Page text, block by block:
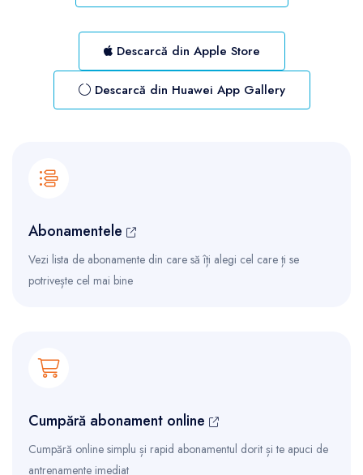
Descarcă din Apple Store
Descarcă din Huawei App Gallery
Abonamentele
Vezi lista de abonamente din care să îți alegi cel care ți se
potrivește cel mai bine
Cumpără abonament online
Cumpără online simplu și rapid abonamentul dorit și te apuci de
antrenamente imediat